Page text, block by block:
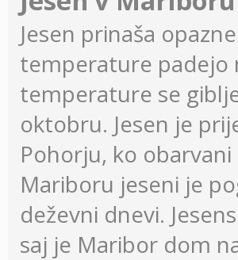
Jesen prinaša
temperature padejo
temperature se
oktobru. Jesen je
Pohorju, ko
Mariboru jeseni je
deževni dnevi.
saj je Maribor dom